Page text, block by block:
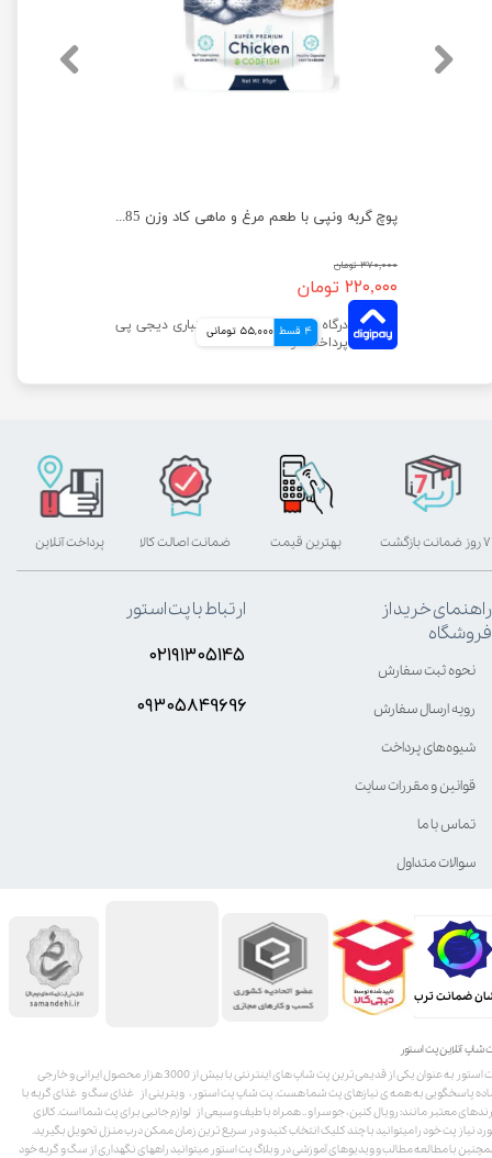
پوچ گربه ونپی با طعم مرغ و ماهی کاد وزن 85 گرم
۳۷۰,۰۰۰ تومان
۲۲۰,۰۰۰ تومان
4 قسط 55,000 تومانی
شاپ آنلاین پت استور
پت استور به عنوان یکی از قدیمی‌ترین پت شاپ های اینترنتی با بیش از 3000 هزار محصول ایرانی و خارجی
پاسخگویی به همه ی نیازهای پت شما هست. پت شاپ پت استور، ویترینی از غذای سگ و غذای گربه با
معتبر مانند: رویال کنین، جوسرا و .. همراه با طیف وسیعی از لوازم جانبی برای پت شما است. کالای
نیاز پت خود را میتوانید با چند کلیک انتخاب کنید و در سریع ترین زمان ممکن درب منزل تحویل بگیرید.
با مطالعه مطالب و ویدیوهای آموزشی در وبلاگ پت استور میتوانید راههای نگهداری از سگ و گربه خود
ضمانت ترب
بهترین قیمت پرداخت آنلاین ۷ روز ضمانت بازگشت ضمانت اصالت کالا
راهنمای خرید از
فروشگاه
نحوه ثبت سفارش
رویه ارسال سفارش
شیوه‌های پرداخت
قوانین و مقررات سایت
تماس با ما
سوالات متداول
ارتباط با پت استور
۰۲۱۹۱۳۰۵۱۴۵
۰۹۳۰۵8۴9696